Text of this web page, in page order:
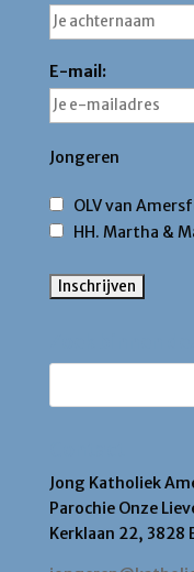
E-mail:
Jongeren
OLV van
HH. Martha &
Jong Katholiek
Parochie Onze
Kerklaan 22, 3828